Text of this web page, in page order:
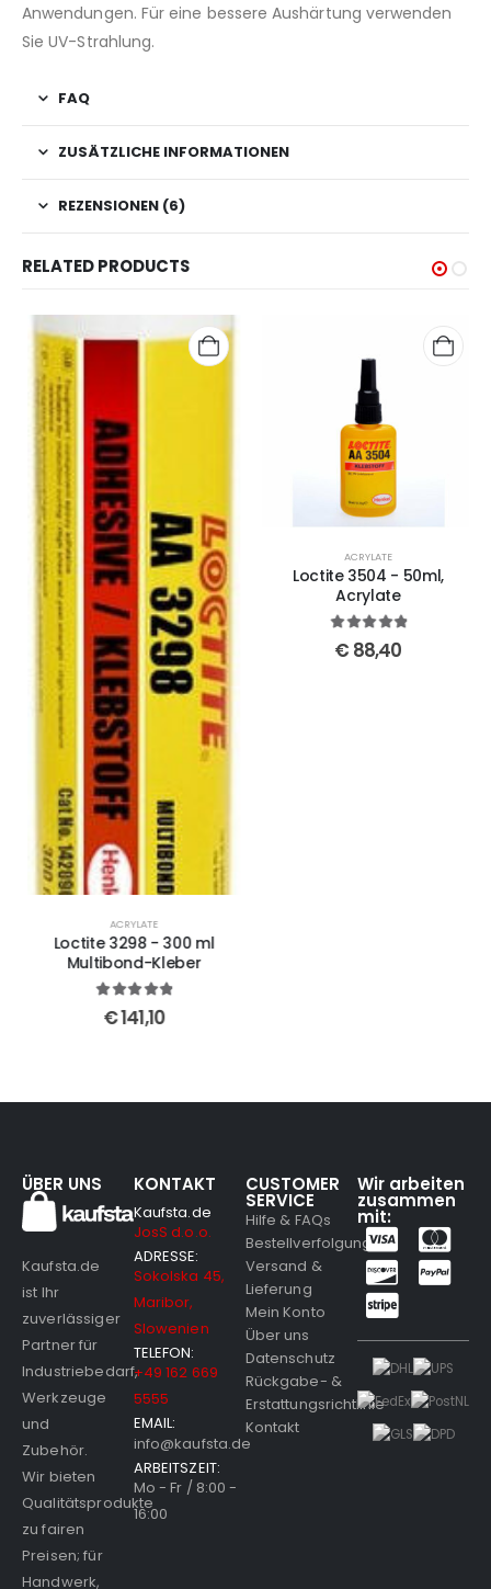
Anwendungen. Für eine bessere Aushärtung verwenden
Sie UV-Strahlung.
FAQ
ZUSÄTZLICHE INFORMATIONEN
REZENSIONEN (6)
RELATED PRODUCTS
ACRYLATE
Loctite 3298 - 300 ml
Multibond-Kleber
out of 5
€141,10
ACRYLATE
Loctite 3504 - 50ml,
Acrylate
out of 5
€88,40
ÜBER UNS
Kaufsta.de
ist Ihr
zuverlässiger
Partner für
Industriebedarf,
Werkzeuge
und
Zubehör.
Wir bieten
Qualitätsprodukte
zu fairen
Preisen; für
Handwerk,
KONTAKT
Kaufsta.de
JosS d.o.o.
ADRESSE:
Sokolska 45,
Maribor,
Slowenien
TELEFON:
+49 162 669
5555
EMAIL:
info@kaufsta.de
ARBEITSZEIT:
Mo - Fr / 8:00 -
16:00
CUSTOMER
SERVICE
Hilfe & FAQs
Bestellverfolgung
Versand &
Lieferung
Mein Konto
Über uns
Datenschutz
Rückgabe- &
Erstattungsrichtlinie
Kontakt
Wir arbeiten
zusammen
mit: